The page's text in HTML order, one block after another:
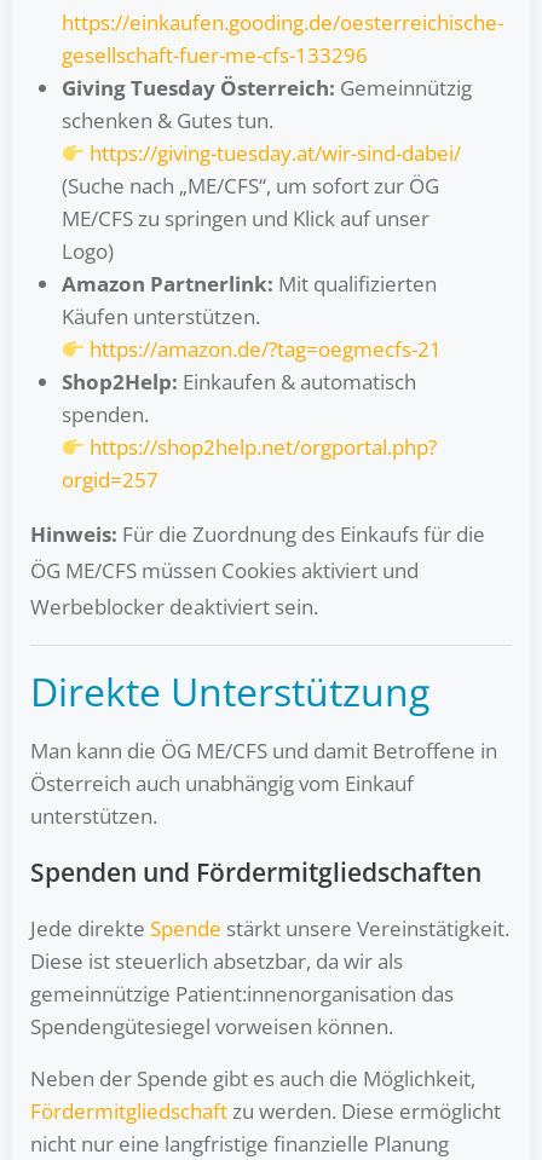
https://einkaufen.gooding.de/oesterreichische-
gesellschaft-fuer-me-cfs-133296
Giving Tuesday Österreich: Gemeinnützig
schenken & Gutes tun.
https://giving-tuesday.at/wir-sind-dabei/
(Suche nach „ME/CFS“, um sofort zur ÖG
ME/CFS zu springen und Klick auf unser
Logo)
Amazon Partnerlink: Mit qualifizierten
Käufen unterstützen.
https://amazon.de/?tag=oegmecfs-21
Shop2Help: Einkaufen & automatisch
spenden.
https://shop2help.net/orgportal.php?
orgid=257
Hinweis: Für die Zuordnung des Einkaufs für die
ÖG ME/CFS müssen Cookies aktiviert und
Werbeblocker deaktiviert sein.
Direkte Unterstützung
Man kann die ÖG ME/CFS und damit Betroffene in
Österreich auch unabhängig vom Einkauf
unterstützen.
Spenden und Fördermitgliedschaften
Jede direkte Spende stärkt unsere Vereinstätigkeit.
Diese ist steuerlich absetzbar, da wir als
gemeinnützige Patient:innenorganisation das
Spendengütesiegel vorweisen können.
Neben der Spende gibt es auch die Möglichkeit,
Fördermitgliedschaftzu werden. Diese ermöglicht
nicht nur eine langfristige finanzielle Planung